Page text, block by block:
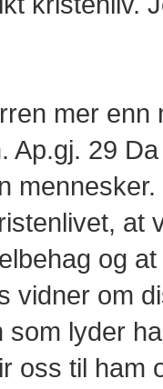
mer
Ap.gj. 29
at
og
vidner om
som lyder
oss til ham